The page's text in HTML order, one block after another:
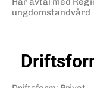
ungdomstandvård